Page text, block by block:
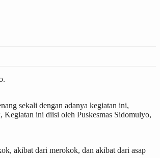
sekali dengan adanya kegiatan ini,
Kegiatan ini diisi oleh Puskesmas Sidomulyo,
akibat dari merokok, dan akibat dari asap